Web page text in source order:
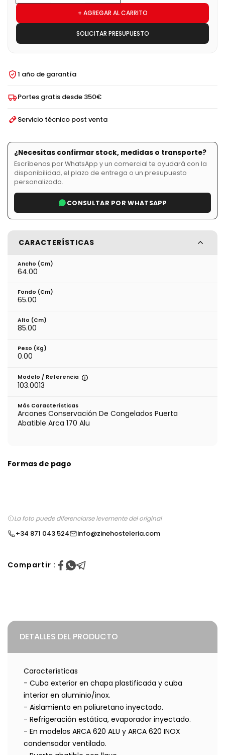
+ AGREGAR AL CARRITO
SOLICITAR PRESUPUESTO
1 año de garantía
Portes gratis desde 350€
Servicio técnico post venta
¿Necesitas confirmar stock, medidas o transporte?
Escríbenos por WhatsApp y un comercial te ayudará con la
disponibilidad, el plazo de entrega o un presupuesto
personalizado.
CONSULTAR POR WHATSAPP
CARACTERÍSTICAS
Ancho (cm)
64.00
Fondo (cm)
65.00
Alto (cm)
85.00
Peso (kg)
0.00
Modelo / Referencia
103.0013
Más Características
Arcones Conservación De Congelados Puerta
Abatible Arca 170 Alu
Formas de pago
La foto puede diferenciarse levemente del original
+34 871 043 524 info@zinehosteleria.com
Compartir :
DETALLES DEL PRODUCTO
Características
- Cuba exterior en chapa plastificada y cuba
interior en aluminio/inox.
- Aislamiento en poliuretano inyectado.
- Refrigeración estática, evaporador inyectado.
- En modelos ARCA 620 ALU y ARCA 620 INOX
condensador ventilado.